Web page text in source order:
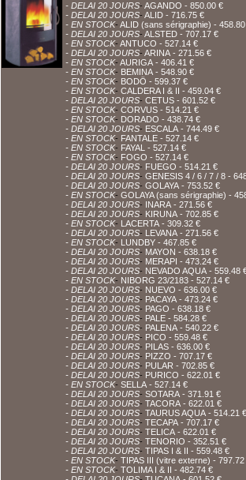
- AGANDO
- DELAI 20 JOURS
- 850.00 €
- ALID
- DELAI 20 JOURS
- 716.75 €
- ALID (sans sérigraphie)
- EN STOCK
-
- ALSTED
- DELAI 20 JOURS
- 707.17 €
- ANTUCO
- EN STOCK
- 527.14 €
- ARINA
- DELAI 20 JOURS
- 271.56 €
- AURIGA
- EN STOCK
- 406.41 €
- BEMINA
- EN STOCK
- 548.90 €
- BODÖ
- EN STOCK
- 599.37 €
- CALDERA I & II
- EN STOCK
- 459.04 €
- CETUS
- DELAI 20 JOURS
- 601.52 €
- CORVUS
- EN STOCK
- 514.21 €
- DORADO
- EN STOCK
- 438.74 €
- ESCALA
- DELAI 20 JOURS
- 744.49 €
- FANTALE
- EN STOCK
- 527.14 €
- FAYAL
- EN STOCK
- 527.14 €
- FOGO
- EN STOCK
- 527.14 €
- FUEGO
- DELAI 20 JOURS
- 514.21 €
- GENESIS 4 / 6 / 7 / 8
- DELAI 20 JOURS
-
- GOLAYA
- DELAI 20 JOURS
- 753.52 €
- GOLAYA (sans sérigraphie)
- EN STOCK
-
- INARA
- DELAI 20 JOURS
- 271.56 €
- KIRUNA
- DELAI 20 JOURS
- 702.85 €
- LACERTA
- EN STOCK
- 309.32 €
- LEVANA
- DELAI 20 JOURS
- 271.56 €
- LUNDBY
- EN STOCK
- 467.85 €
- MAYON
- DELAI 20 JOURS
- 638.18 €
- MERAPI
- DELAI 20 JOURS
- 473.24 €
- NEVADO AQUA
- DELAI 20 JOURS
- 559.48
- NIBORG 23/2183
- EN STOCK
- 527.14 €
- NUEVO
- DELAI 20 JOURS
- 636.00 €
- PACAYA
- DELAI 20 JOURS
- 473.24 €
- PAGO
- DELAI 20 JOURS
- 638.18 €
- PALE
- DELAI 20 JOURS
- 584.28 €
- PALENA
- DELAI 20 JOURS
- 540.22 €
- PICO
- DELAI 20 JOURS
- 559.48 €
- PILAS
- DELAI 20 JOURS
- 636.00 €
- PIZZO
- DELAI 20 JOURS
- 707.17 €
- PULAR
- DELAI 20 JOURS
- 702.85 €
- PURICO
- DELAI 20 JOURS
- 622.01 €
- SELLA
- EN STOCK
- 527.14 €
- SOTARA
- DELAI 20 JOURS
- 371.91 €
- TACORA
- DELAI 20 JOURS
- 622.01 €
- TAURUS AQUA
- DELAI 20 JOURS
- 514.21 €
- TECAPA
- DELAI 20 JOURS
- 707.17 €
- TELICA
- DELAI 20 JOURS
- 622.01 €
- TENORIO
- DELAI 20 JOURS
- 352.51 €
- TIPAS I & II
- DELAI 20 JOURS
- 559.48 €
- TIPAS III (vitre externe)
- EN STOCK
- 797.72
- TOLIMA I & II
- EN STOCK
- 482.74 €